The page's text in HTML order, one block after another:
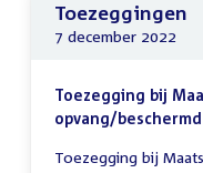
Toezeggingen
7 december 2022
Toezegging bij
opvang/
Toezegging bij